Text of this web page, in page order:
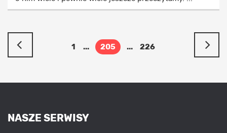
1 ... 205 ... 226
NASZE SERWISY